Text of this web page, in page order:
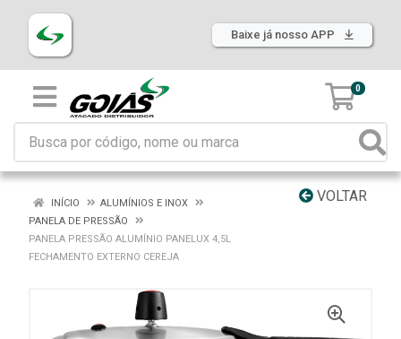
Baixe já nosso APP
0
VOLTAR
INÍCIO
ALUMÍNIOS E INOX
PANELA DE PRESSÃO
PANELA PRESSÃO ALUMÍNIO PANELUX 4,5L
FECHAMENTO EXTERNO CEREJA